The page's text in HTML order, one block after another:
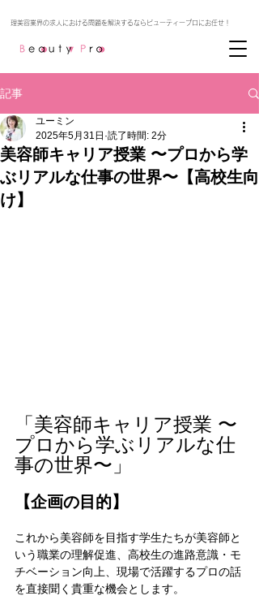
記事
美容師キャリア授業 〜プロから学
ぶリアルな仕事の世界〜【高校生向
け】
ユーミン
2025年5月31日 読了時間: 2分
「美容師キャリア授業 〜
プロから学ぶリアルな仕
事の世界〜」
【企画の目的】
これから美容師を目指す学生たちが美容師と
いう職業の理解促進、高校生の進路意識・モ
チベーション向上、現場で活躍するプロの話
を直接聞く貴重な機会とします。